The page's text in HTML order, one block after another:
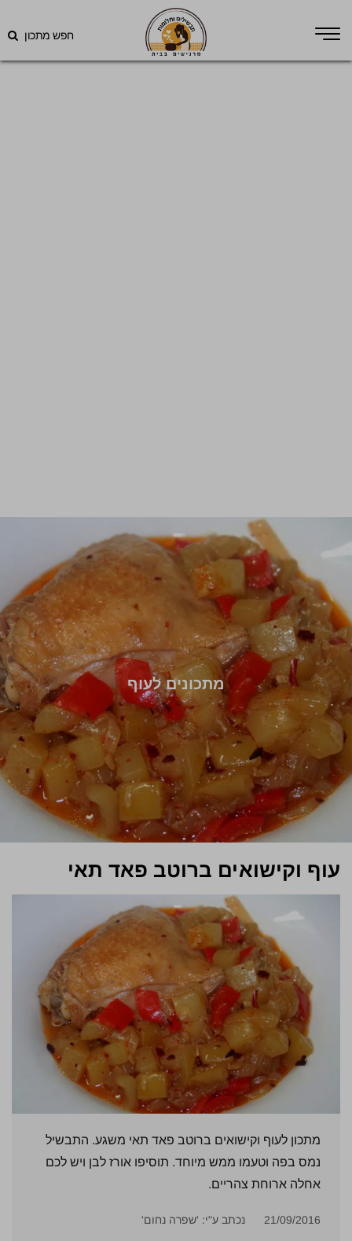
חפש מתכון
מתכונים לעוף
עוף וקישואים ברוטב פאד תאי
מתכון לעוף וקישואים ברוטב פאד תאי משגע. התבשיל
נמס בפה וטעמו ממש מיוחד. תוסיפו אורז לבן ויש לכם
אחלה ארוחת צהריים.
21/09/2016 נכתב ע"י: 'שפרה נחום'